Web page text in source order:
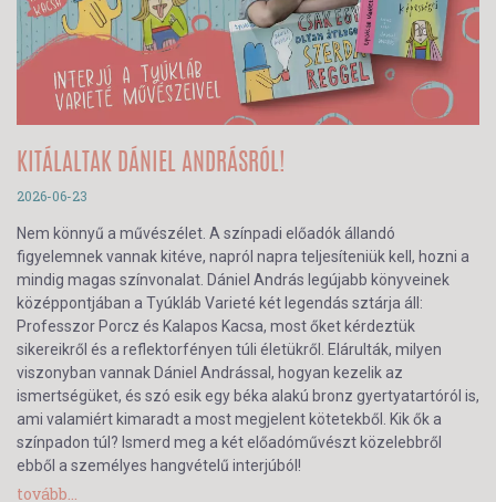
KITÁLALTAK DÁNIEL ANDRÁSRÓL!
2026-06-23
Nem könnyű a művészélet. A színpadi előadók állandó
figyelemnek vannak kitéve, napról napra teljesíteniük kell, hozni a
mindig magas színvonalat. Dániel András legújabb könyveinek
középpontjában a Tyúkláb Varieté két legendás sztárja áll:
Professzor Porcz és Kalapos Kacsa, most őket kérdeztük
sikereikről és a reflektorfényen túli életükről. Elárulták, milyen
viszonyban vannak Dániel Andrással, hogyan kezelik az
ismertségüket, és szó esik egy béka alakú bronz gyertyatartóról is,
ami valamiért kimaradt a most megjelent kötetekből. Kik ők a
színpadon túl? Ismerd meg a két előadóművészt közelebbről
ebből a személyes hangvételű interjúból!
tovább...